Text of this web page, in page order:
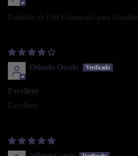
Pantalón en Dril Estampado para Hombre
Orlando Osorio
Excellent
Excellent